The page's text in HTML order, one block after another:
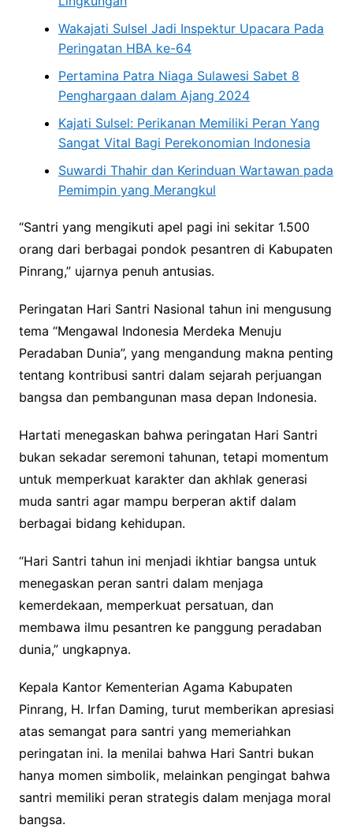
Wakajati Sulsel Jadi Inspektur Upacara Pada
Peringatan HBA ke-64
Pertamina Patra Niaga Sulawesi Sabet 8
Penghargaan dalam Ajang 2024
Kajati Sulsel: Perikanan Memiliki Peran Yang
Sangat Vital Bagi Perekonomian Indonesia
Suwardi Thahir dan Kerinduan Wartawan pada
Pemimpin yang Merangkul
“Santri yang mengikuti apel pagi ini sekitar 1.500
orang dari berbagai pondok pesantren di Kabupaten
Pinrang,” ujarnya penuh antusias.
Peringatan Hari Santri Nasional tahun ini mengusung
tema “Mengawal Indonesia Merdeka Menuju
Peradaban Dunia”, yang mengandung makna penting
tentang kontribusi santri dalam sejarah perjuangan
bangsa dan pembangunan masa depan Indonesia.
Hartati menegaskan bahwa peringatan Hari Santri
bukan sekadar seremoni tahunan, tetapi momentum
untuk memperkuat karakter dan akhlak generasi
muda santri agar mampu berperan aktif dalam
berbagai bidang kehidupan.
“Hari Santri tahun ini menjadi ikhtiar bangsa untuk
menegaskan peran santri dalam menjaga
kemerdekaan, memperkuat persatuan, dan
membawa ilmu pesantren ke panggung peradaban
dunia,” ungkapnya.
Kepala Kantor Kementerian Agama Kabupaten
Pinrang, H. Irfan Daming, turut memberikan apresiasi
atas semangat para santri yang memeriahkan
peringatan ini. Ia menilai bahwa Hari Santri bukan
hanya momen simbolik, melainkan pengingat bahwa
santri memiliki peran strategis dalam menjaga moral
bangsa.